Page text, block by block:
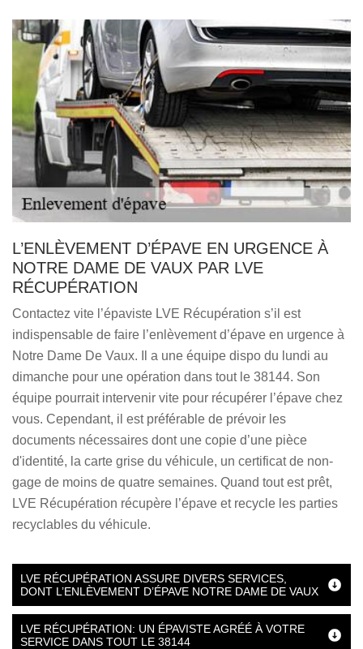
L’ENLÈVEMENT D’ÉPAVE EN URGENCE À
NOTRE DAME DE VAUX PAR LVE
RÉCUPÉRATION
Contactez vite l’épaviste LVE Récupération s’il est
indispensable de faire l’enlèvement d’épave en urgence à
Notre Dame De Vaux. Il a une équipe dispo du lundi au
dimanche pour une opération dans tout le 38144. Son
équipe pourrait intervenir vite pour récupérer l’épave chez
vous. Cependant, il est préférable de prévoir les
documents nécessaires dont une copie d’une pièce
d'identité, la carte grise du véhicule, un certificat de non-
gage de moins de quatre semaines. Quand tout est prêt,
LVE Récupération récupère l’épave et recycle les parties
recyclables du véhicule.
LVE RÉCUPÉRATION ASSURE DIVERS SERVICES,
DONT L’ENLÈVEMENT D’ÉPAVE NOTRE DAME DE VAUX
LVE RÉCUPÉRATION: UN ÉPAVISTE AGRÉÉ À VOTRE
SERVICE DANS TOUT LE 38144